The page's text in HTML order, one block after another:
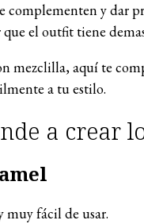
complementen y dar
el outfit tiene
mezclilla, aquí te
a tu estilo.
a crear
muy fácil de usar.